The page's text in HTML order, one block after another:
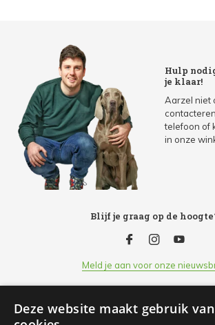
Hulp
je klaar!
Aarzel niet
telefoon of
in onze
Blijf je graag op de
Meld je aan voor onze
Klantenservice
Deze website maakt gebruik van